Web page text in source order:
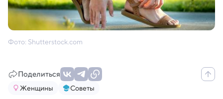
Фото: Shutterstock.com
Поделиться
Женщины Советы